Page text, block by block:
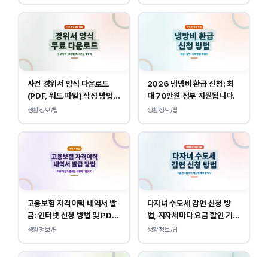
사건 경위서 양식 다운로드
(PDF, 워드 파일) 작성 방법
및 예시
생활정보/팁
2026 냉방비 환급 신청: 최
대 70만원 정부 지원됩니다.
생활정보/팁
고용보험 자격이력 내역서 발
급: 인터넷 신청 방법 및 PDF
양식 출력
생활정보/팁
다자녀 수도세 감면 신청 방
법, 지자체마다 요금 할인 기준
이 다릅니다.
생활정보/팁